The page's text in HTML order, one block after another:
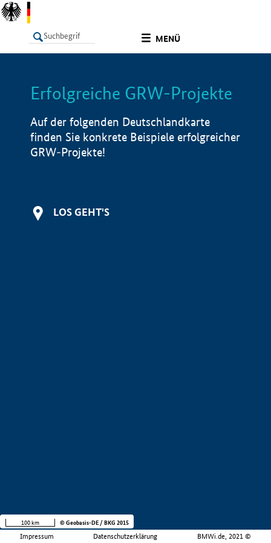
MENÜ
LISTE Info
Erfolgreiche GRW-Projekte
Auf der folgenden Deutschlandkarte
finden Sie konkrete Beispiele erfolgreicher
GRW-Projekte!
LOS GEHT'S
Impressum Datenschutzerklärung BMWi.de, 2021 ©
100 km © Geobasis-DE / BKG 2015